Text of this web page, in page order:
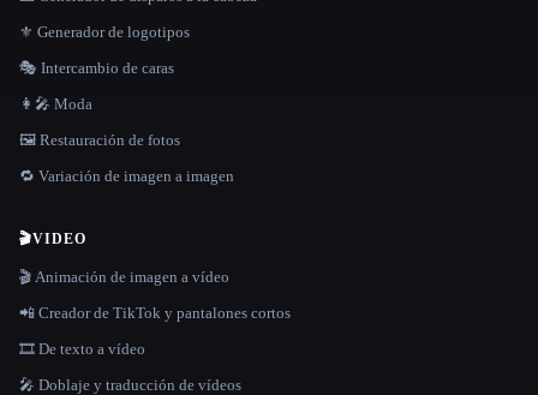
⚜️ Generador de logotipos
🎭 Intercambio de caras
👩‍🎤 Moda
🖼️ Restauración de fotos
🔁 Variación de imagen a imagen
🎬VIDEO
🎬 Animación de imagen a vídeo
📲 Creador de TikTok y pantalones cortos
🎞️ De texto a vídeo
🎤 Doblaje y traducción de vídeos